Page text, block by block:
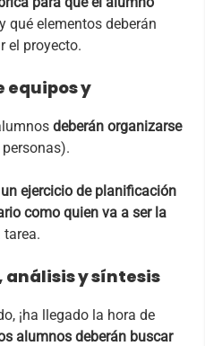
y qué elementos deberán
el proyecto.
equipos y
deberán organizarse
un ejercicio de planificación
como quien va a ser la
tarea.
análisis y síntesis
¡ha llegado la hora de
alumnos deberán buscar